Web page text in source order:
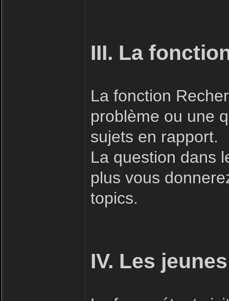
III. La
La fonction
problème ou une
sujets en rapport.
La question dans
plus vous
topics.
IV. Les jeunes